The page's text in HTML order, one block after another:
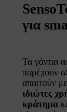
για
Τα γάντια
παρέχουν
απαιτούν
ιδιώτες
κράτημα